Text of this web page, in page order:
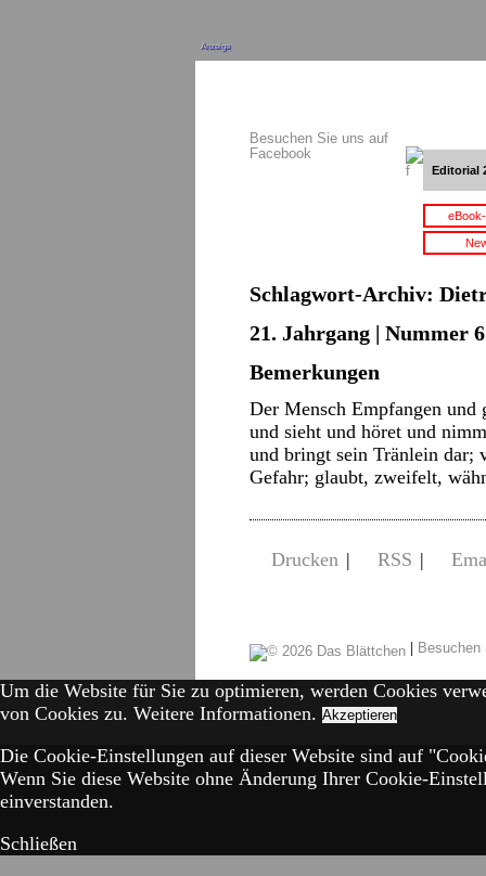
Anzeige
Besuchen Sie uns auf
Facebook
Editorial
Schlagwort-Archiv:
21. Jahrgang | Nummer
Bemerkungen
Der Mensch Empfangen und
und sieht und höret und
und bringt sein Tränlein dar;
Gefahr; glaubt, zweifelt,
Drucken | RSS |
|
Um die Website für Sie zu optimieren, werden Cookies
von Cookies zu. Weitere Informationen. Akzeptieren
Die Cookie-Einstellungen auf dieser Website sind auf
Wenn Sie diese Website ohne Änderung Ihrer Cookie-
einverstanden.
Schließen